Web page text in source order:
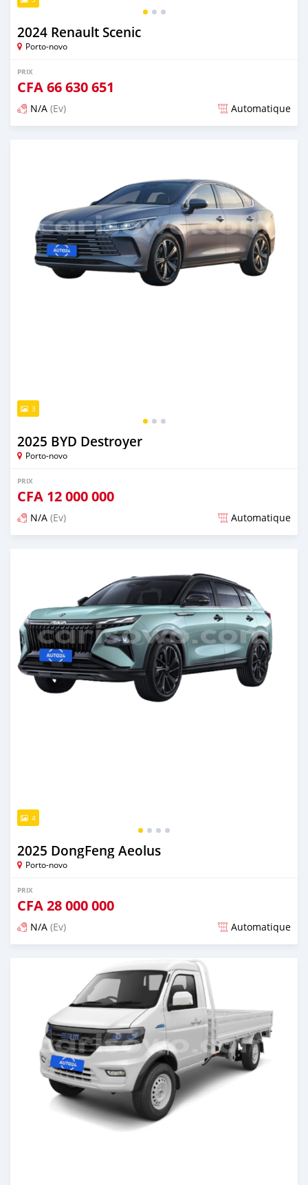
2024 Renault Scenic
Porto-novo
PRIX
CFA66 630 651
N/A (Ev) Automatique
3
2025 BYD Destroyer
Porto-novo
PRIX
CFA 12 000 000
N/A (Ev) Automatique
4
2025 DongFeng Aeolus
Porto-novo
PRIX
CFA28 000 000
N/A (Ev) Automatique